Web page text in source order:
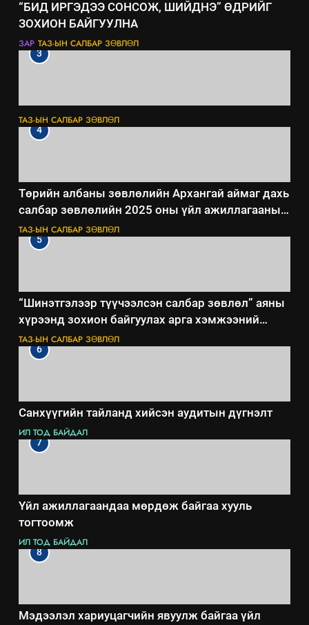
“БИД ИРГЭДЭЭ СОНСОЖ, ШИЙДНЭ” ӨДРИЙГ
ЗОХИОН БАЙГУУЛНА
ЗАР ТАЗ-ЫН САЛБАР ЗӨВЛӨЛ
3
ТАЗ-ЫН САЛБАР ЗӨВЛӨЛ
4
Төрийн албаны зөвлөлийн Архангай аймаг дахь
салбар зөвлөлийн 2025 оны үйл ажиллагааны
жилийн төлөвлөгөө
ТАЗ-ЫН САЛБАР ЗӨВЛӨЛ
5
“Шинэтгэлээр түүчээлсэн салбар зөвлөл” аяны
хүрээнд зохион байгуулах арга хэмжээний
төлөвлөгөө
ТАЗ-ЫН САЛБАР ЗӨВЛӨЛ
6
Санхүүгийн тайланд хийсэн аудитын дүгнэлт
ИЛ ТОД БАЙДАЛ
7
Үйл ажиллагаандаа мөрдөж байгаа хууль
тогтоомж
ИЛ ТОД БАЙДАЛ
8
Мэдээлэл хариуцагчийн явуулж байгаа үйл